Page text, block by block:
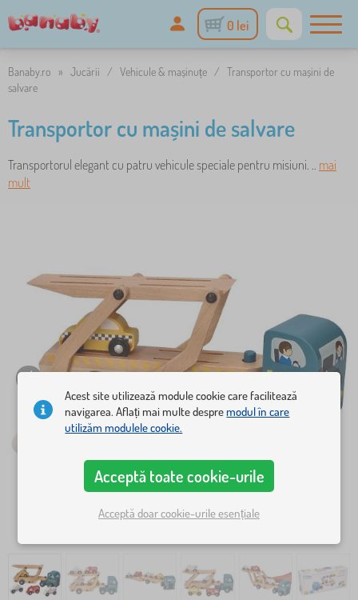
0 lei
Banaby.ro » Jucării / Vehicule & mașinuțe / Transportor cu mașini de
salvare
Transportor cu mașini de salvare
Transportorul elegant cu patru vehicule speciale pentru misiuni. .. mai
mult
Acest site utilizează module cookie care facilitează
navigarea. Aflați mai multe despremodul în care
utilizăm modulele cookie.
Acceptă toate cookie-urile
Acceptă doar cookie-urile esențiale